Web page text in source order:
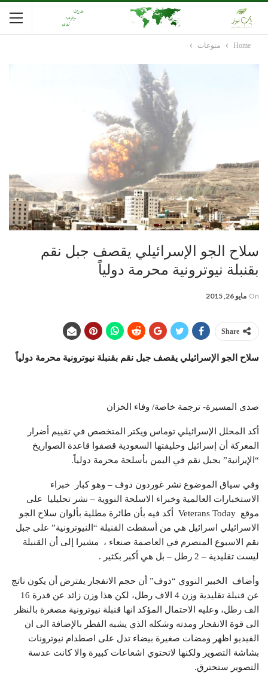
Home منوعات
سلاح الجو الإسرائيلي يقصف جبل نقم
بقنبلة نيوترونية محرمة دولياً
On مايو 26, 2015
Share
سلاح الجو الإسرائيلي يقصف جبل نقم بقنبلة نيوترونية محرمة دولياً
صدى المسيرة- ترجمة خاصة/ وفاء الخزان
أكد المحلل الإسرائيلي توماس ويكتر المتخصص في تقييم أضرار
المعركة أن إسرائيل وحليفتها السعودية قصفوا قاعدة الصواريخ
“الإيرانية” بجبل نقم في اليمن بأسلحة محرمة دولياً.
وفي سياق الموضوع نشر غوردون دوف – وهو كبار خبراء
الاستخبارات العالمية وخبراء الاسلحة النووية – نشر تحليليا على
موقع Veterans Today أكد فيه بأن طائرة مطلية بألوان سلاح الجو
الاسرائيلي اسرائيل هي من أسقطت القنبلة “النيوترونية” على جبل
نقم الاسبوع المنصرم في العاصمة صنعاء ، مشيرا إلى أن القنبلة
ليست تقليدية – 2 رطل – بل هي أكبر بكثير .
وأضاف الخبير النووي “دوف” أن حجم الانفجار يفترض أن يكون ناتج
عن قنبلة تقليدية وزن 4 الاف رطل، لكن هذا وزن زائد عن قدرة 16
الف رطل، وعليه الاحتمال المؤكد انها قنبلة نيوترونية مصغرة بالنظر
الى قوة الانفجار ومدته وشكله الذي يشبه الفطر بالإضافة الى ان
الفيديو اظهر ومضات صغيرة بيضاء تدل على اصطدام نيوترونات
بشاشة التصوير ولكنها لاتحتوي اشعاعات كبيرة والا كانت عدسة
التصوير ستحترق.